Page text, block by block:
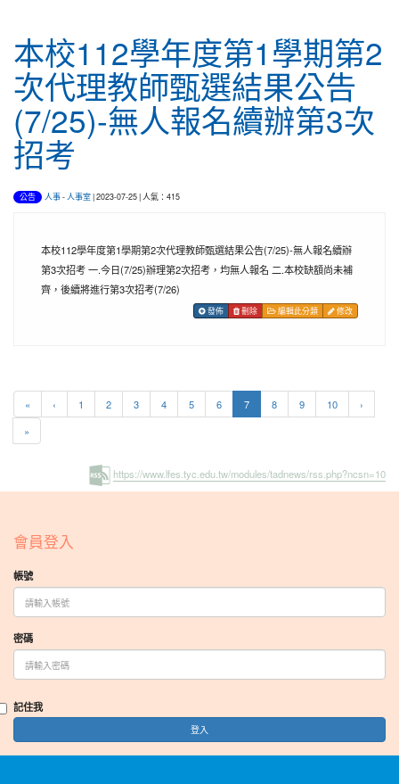
本校112學年度第1學期第2
次代理教師甄選結果公告
(7/25)-無人報名續辦第3次
招考
公告 人事-人事室| 2023-07-25 | 人氣：415
本校112學年度第1學期第2次代理教師甄選結果公告(7/25)-無人報名續辦
第3次招考 一.今日(7/25)辦理第2次招考，均無人報名 二.本校缺額尚未補
齊，後續將進行第3次招考(7/26)
發佈 刪除 編輯此分類 修改
« ‹ 1 2 3 4 5 6 7(current)
8 9 10
›
»
https://www.lfes.tyc.edu.tw/modules/tadnews/rss.php?ncsn=10
會員登入
帳號
密碼
記住我
登入